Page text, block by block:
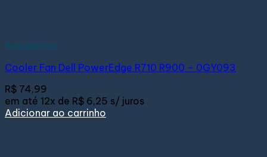
Acessórios
Cooler Fan Dell PowerEdge R710 R900 – 0GY093
R$ 74,99
em até 12x de R$ 6,25 s/ juros
Adicionar ao carrinho